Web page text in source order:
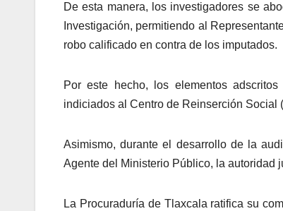
De esta manera, los investigadores se
Investigación, permitiendo al
robo calificado en contra de los imputados.
Por este hecho, los elementos
indiciados al Centro de Reinserción Social
Asimismo, durante el desarrollo de la
Agente del Ministerio Público, la autoridad
La Procuraduría de Tlaxcala ratifica su